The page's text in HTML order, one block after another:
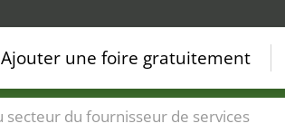
Ajouter une foire gratuitement